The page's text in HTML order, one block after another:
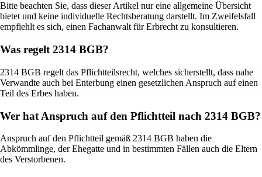
Bitte beachten Sie, dass dieser Artikel nur eine allgemeine Übersicht
bietet und keine individuelle Rechtsberatung darstellt. Im Zweifelsfall
empfiehlt es sich, einen Fachanwalt für Erbrecht zu konsultieren.
Was regelt 2314 BGB?
2314 BGB regelt das Pflichtteilsrecht, welches sicherstellt, dass nahe
Verwandte auch bei Enterbung einen gesetzlichen Anspruch auf einen
Teil des Erbes haben.
Wer hat Anspruch auf den Pflichtteil nach 2314 BGB?
Anspruch auf den Pflichtteil gemäß 2314 BGB haben die
Abkömmlinge, der Ehegatte und in bestimmten Fällen auch die Eltern
des Verstorbenen.